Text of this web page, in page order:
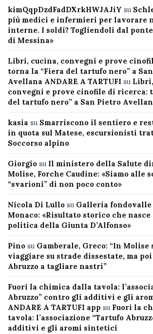
kimQqpDzdFadDXrkHWJAJiY su
più medici e infermieri per lavorare
interne. I soldi? Togliendoli dal
di Messina»
Libri, cucina, convegni e prove
torna la “Fiera del tartufo nero” a
Avellana ANDARE A TARTUFI su
convegni e prove cinofile di ricerca:
del tartufo nero” a San Pietro
kasia su Smarriscono il sentiero e
in quota sul Matese, escursionisti
Soccorso alpino
Giorgio su Il ministero della Salute
Molise, Forche Caudine: «Siamo alle
“svarioni” di non poco conto»
Nicola Di Lullo su Galleria fondovalle
Monaco: «Risultato storico che
politica della Giunta D’Alfonso»
Pino su Gamberale, Greco: “In Molise
viaggiare su strade dissestate, ma
Abruzzo a tagliare nastri”
Fuori la chimica dalla tavola:
Abruzzo” contro gli additivi e gli
ANDARE A TARTUFI app su Fuori la
tavola: l’associazione “Tartufo
additivi e gli aromi sintetici